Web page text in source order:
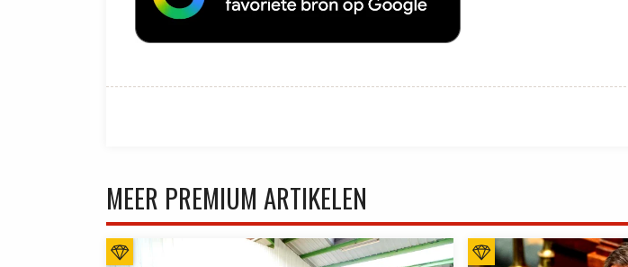
MEER PREMIUM ARTIKELEN